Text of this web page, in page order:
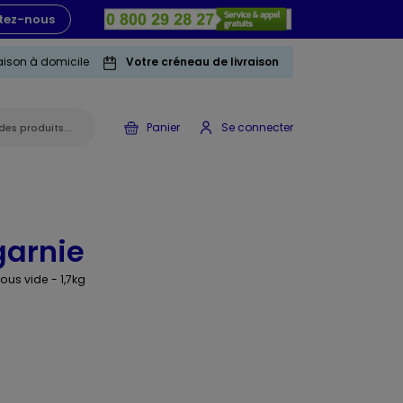
nous
à domicile Votre créneau de livraison
Panier Se connecter
vide - 1,7kg